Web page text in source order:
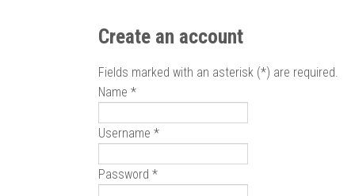
Create an account
Fields marked with an asterisk (*) are required.
Name *
Username *
Password *